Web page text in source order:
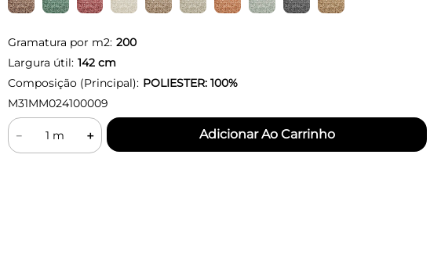
Gramatura por m2: 200
Largura útil: 142cm
Composição (Principal): POLIESTER: 100%
M31MM024100009
＋
－